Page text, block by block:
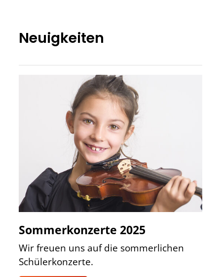
Neuigkeiten
Sommerkonzerte 2025
Wir freuen uns auf die sommerlichen
Schülerkonzerte.